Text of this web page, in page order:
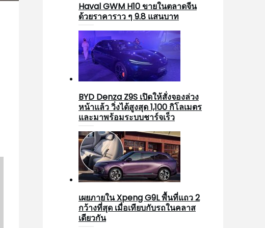
Haval GWM H10 ขายในตลาดจีน
ด้วยราคาราว ๆ 9.8 แสนบาท
BYD Denza Z9S เปิดให้สั่งจองล่วง
หน้าแล้ว วิ่งได้สูงสุด 1,100 กิโลเมตร
และมาพร้อมระบบชาร์จเร็ว
เผยภายใน Xpeng G9L พื้นที่แถว 2
กว้างที่สุด เมื่อเทียบกับรถในคลาส
เดียวกัน